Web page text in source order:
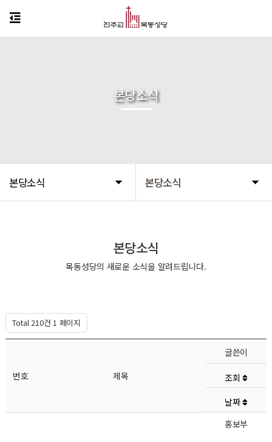
본당소식 본당소식
본당소식
본당소식
목동성당의 새로운 소식을 알려드립니다.
Total 210건 1 페이지
번호 제목
글쓴이
조회
날짜
홍보부